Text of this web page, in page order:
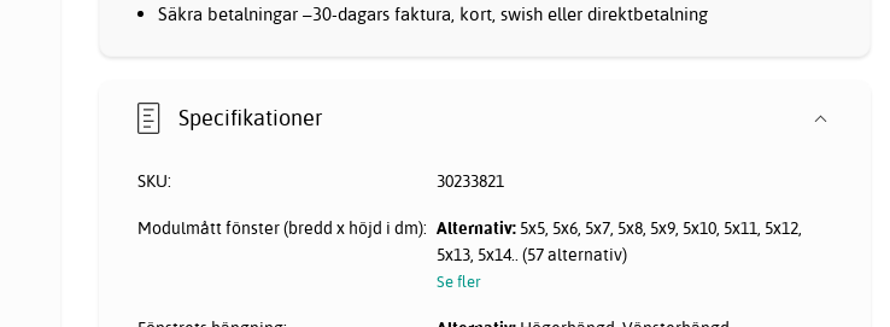
Säkra betalningar –30-dagars faktura, kort, swish eller direktbetalning
Specifikationer
SKU: 30233821
Modulmått fönster (bredd x höjd i dm): Alternativ:5x5, 5x6, 5x7, 5x8, 5x9, 5x10, 5x11, 5x12,
5x13, 5x14.. (57 alternativ)
Se fler